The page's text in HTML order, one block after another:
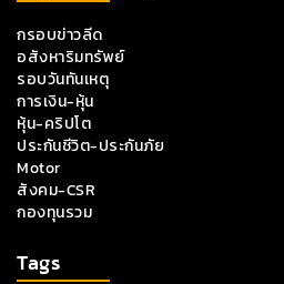
กรอบข่าวลีด
อสังหาริมทรัพย์
รอบวันทันเหตุ
การเงิน-หุ้น
หุ้น-คริปโต
ประกันชีวิต-ประกันภัย
Motor
สังคม-CSR
กองทุนรวม
Tags